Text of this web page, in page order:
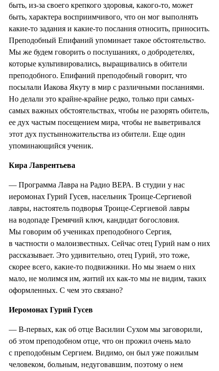
быть, из-за своего крепкого здоровья, какого-то, может
быть, характера восприимчивого, что он мог выполнять
какие-то задания и какие-то послания относить, приносить.
Преподобный Епифаний упоминает такое обстоятельство.
Мы же будем говорить о послушаниях, о добродетелях,
которые культивировались, выращивались в обители
преподобного. Епифаний преподобный говорит, что
посылали Иакова Якуту в мир с различными посланиями.
Но делали это крайне-крайне редко, только при самых-
самых важных обстоятельствах, чтобы не разорять обитель,
ее дух частым посещением мира, чтобы не выветривался
этот дух пустынножительства из обители. Еще один
упоминающийся ученик.
Кира Лаврентьева
— Программа Лавра на Радио ВЕРА. В студии у нас
иеромонах Гурий Гусев, насельник Троице-Сергиевой
лавры, настоятель подворья Троице-Сергиевой лавры
на водопаде Гремячий ключ, кандидат богословия.
Мы говорим об учениках преподобного Сергия,
в частности о малоизвестных. Сейчас отец Гурий нам о них
рассказывает. Это удивительно, отец Гурий, это тоже,
скорее всего, какие-то подвижники. Но мы знаем о них
мало, не молимся им, житий их как-то мы не видим, таких
оформленных. С чем это связано?
Иеромонах Гурий Гусев
— В-первых, как об отце Василии Сухом мы заговорили,
об этом преподобном отце, что он прожил очень мало
с преподобным Сергием. Видимо, он был уже пожилым
человеком, больным, недуговавшим, поэтому о нем